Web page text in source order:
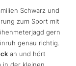
Schwarz und
zum Sport mit
gern
genau richtig.
an und hört